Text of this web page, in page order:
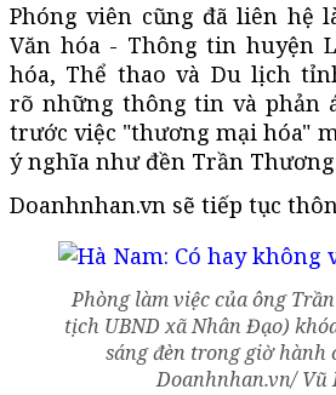
Phóng viên cũng đã liên hệ
Văn hóa - Thông tin huyện
hóa, Thể thao và Du lịch
rõ những thông tin và phản
trước việc "thương mại hóa"
ý nghĩa như đền Trần
Doanhnhan.vn sẽ tiếp tục
Phòng làm việc của ông
tịch UBND xã Nhân Đạo)
sáng đèn trong giờ hành
Doanhnhan.vn/ Vũ